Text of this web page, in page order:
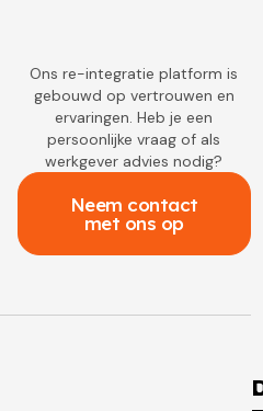
Ons re-integratie platform is
gebouwd op vertrouwen en
ervaringen. Heb je een
persoonlijke vraag of als
werkgever advies nodig?
Neem contact
met ons op